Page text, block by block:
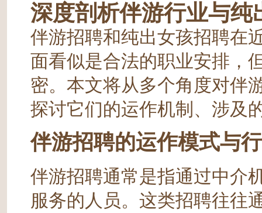
深度剖析伴游行业与
伴游招聘和纯出女孩招聘在
面看似是合法的职业安排，
密。本文将从多个角度对伴
探讨它们的运作机制、涉及
伴游招聘的运作模式与
伴游招聘通常是指通过中介
服务的人员。这类招聘往往